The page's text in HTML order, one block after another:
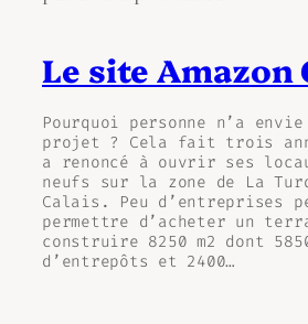
Le site Amazon
Pourquoi personne n’a
projet ? Cela fait trois
a renoncé à ouvrir ses
neufs sur la zone de La
Calais. Peu d’entreprises
permettre d’acheter un
construire 8250 m2 dont
d’entrepôts et 2400…